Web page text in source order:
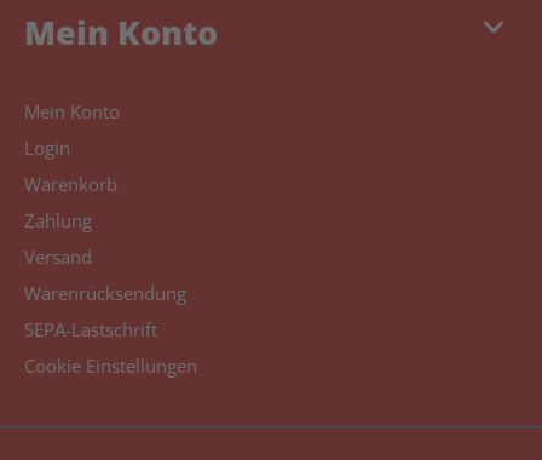
keyboard_arrow_down
Mein Konto
Mein Konto
Login
Warenkorb
Zahlung
Versand
Warenrücksendung
SEPA-Lastschrift
Cookie Einstellungen